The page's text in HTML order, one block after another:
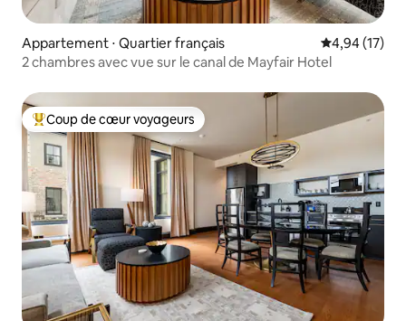
Appartement ⋅ Quartier français Évaluation
4,94 (17)
2 chambres avec vue sur le canal de Mayfair Hotel
Coups de cœur voyageurs les plus appréciés
Coup de cœur voyageurs